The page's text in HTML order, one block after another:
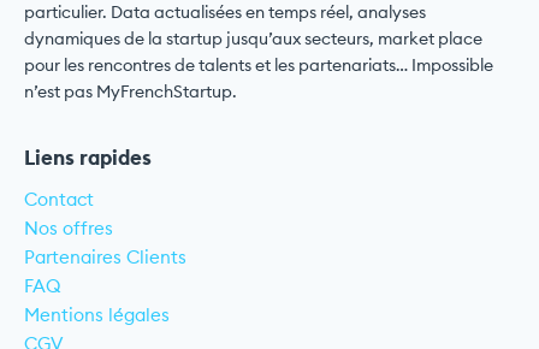
particulier. Data actualisées en temps réel, analyses
dynamiques de la startup jusqu’aux secteurs, market place
pour les rencontres de talents et les partenariats… Impossible
n’est pas MyFrenchStartup.
Liens rapides
Contact
Nos offres
Partenaires Clients
FAQ
Mentions légales
CGV